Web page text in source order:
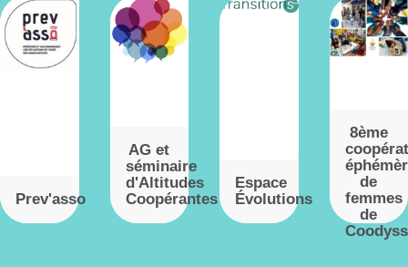
Prev'asso
AG et
séminaire
d'Altitudes
Coopérantes
Espace
Évolutions
8ème
de
femmes
de